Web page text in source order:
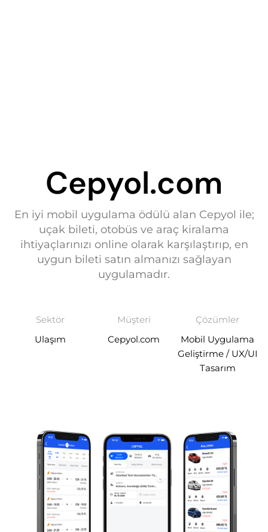
Cepyol.com
En iyi mobil uygulama ödülü alan Cepyol ile;
uçak bileti, otobüs ve araç kiralama
ihtiyaçlarınızı online olarak karşılaştırıp, en
uygun bileti satın almanızı sağlayan
uygulamadır.
Sektör
Ulaşım
Müşteri
Cepyol.com
Çözümler
Mobil Uygulama
Geliştirme / UX/UI
Tasarım